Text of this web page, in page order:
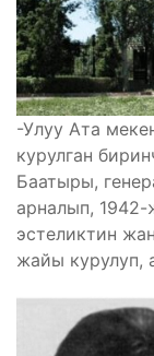
-Улуу Ата
курулган
Баатыры,
арналып,
эстеликтин
жайы курулуп,